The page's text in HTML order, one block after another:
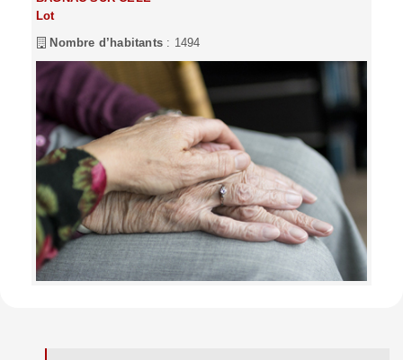
Lot
Nombre d’habitants : 1494